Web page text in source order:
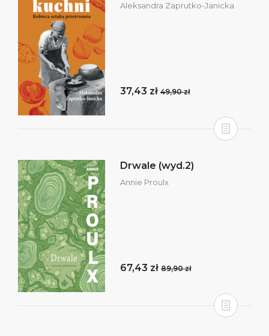
Aleksandra Zaprutko-Janicka
37,43 zł 49,90 zł
Drwale (wyd.2)
Annie Proulx
67,43 zł 89,90 zł